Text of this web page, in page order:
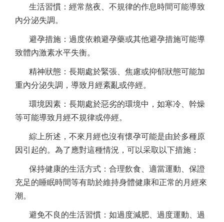
生活習慣：經常熬夜、不規律的作息時間可能導致
內分泌失調。
避孕措施：過度依賴避孕藥或其他避孕措施可能導
致體內激素水平失衡。
精神狀態：長期處於緊張、焦慮或抑郁狀態可能加
重內分泌失調，導致月經紊亂或停經。
環境因素：長期處於惡劣的環境中，如寒冷、幹燥
等可能導致月經不規律或停經。
綜上所述，不來月經也沒有懷孕可能是由於多種原
因引起的。為了應對這種情況，可以采取以下措施：
保持健康的生活方式：合理飲食、適當運動、保證
充足的睡眠時間等有助於維持身體健康和正常的月經來
潮。
避免不良的生活習慣：如過度減肥、過度運動、過